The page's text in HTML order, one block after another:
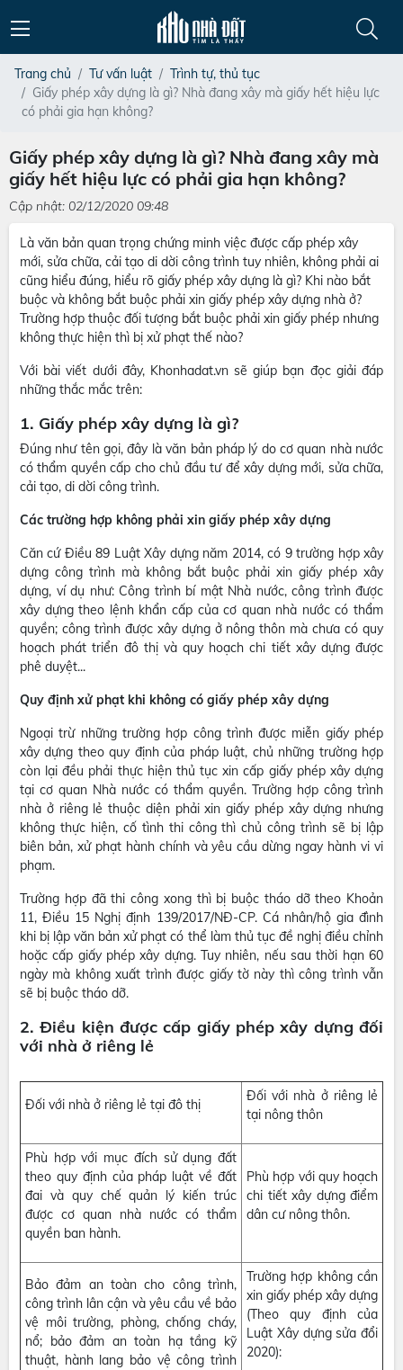
Trang chủ Tư vấn luật
Trình tự, thủ tục
Giấy phép xây dựng là gì? Nhà đang xây mà giấy hết hiệu lực
có phải gia hạn không?
Giấy phép xây dựng là gì? Nhà đang xây mà
giấy hết hiệu lực có phải gia hạn không?
Cập nhật: 02/12/2020 09:48
Là văn bản quan trọng chứng minh việc được cấp phép xây
mới, sửa chữa, cải tạo di dời công trình tuy nhiên, không phải ai
cũng hiểu đúng, hiểu rõ giấy phép xây dựng là gì? Khi nào bắt
buộc và không bắt buộc phải xin giấy phép xây dựng nhà ở?
Trường hợp thuộc đối tượng bắt buộc phải xin giấy phép nhưng
không thực hiện thì bị xử phạt thế nào?
Với bài viết dưới đây, Khonhadat.vn sẽ giúp bạn đọc giải đáp
những thắc mắc trên:
1. Giấy phép xây dựng là gì?
Đúng như tên gọi, đây là văn bản pháp lý do cơ quan nhà nước
có thẩm quyền cấp cho chủ đầu tư để xây dựng mới, sửa chữa,
cải tạo, di dời công trình.
Các trường hợp không phải xin giấy phép xây dựng
Căn cứ Điều 89 Luật Xây dựng năm 2014, có 9 trường hợp xây
dựng công trình mà không bắt buộc phải xin giấy phép xây
dựng, ví dụ như: Công trình bí mật Nhà nước, công trình được
xây dựng theo lệnh khẩn cấp của cơ quan nhà nước có thẩm
quyền; công trình được xây dựng ở nông thôn mà chưa có quy
hoạch phát triển đô thị và quy hoạch chi tiết xây dựng được
phê duyệt...
Quy định xử phạt khi không có giấy phép xây dựng
Ngoại trừ những trường hợp công trình được miễn giấy phép
xây dựng theo quy định của pháp luật, chủ những trường hợp
còn lại đều phải thực hiện thủ tục xin cấp giấy phép xây dựng
tại cơ quan Nhà nước có thẩm quyền. Trường hợp công trình
nhà ở riêng lẻ thuộc diện phải xin giấy phép xây dựng nhưng
không thực hiện, cố tình thi công thì chủ công trình sẽ bị lập
biên bản, xử phạt hành chính và yêu cầu dừng ngay hành vi vi
phạm.
Trường hợp đã thi công xong thì bị buộc tháo dỡ theo Khoản
11, Điều 15 Nghị định 139/2017/NĐ-CP. Cá nhân/hộ gia đình
khi bị lập văn bản xử phạt có thể làm thủ tục đề nghị điều chỉnh
hoặc cấp giấy phép xây dựng. Tuy nhiên, nếu sau thời hạn 60
ngày mà không xuất trình được giấy tờ này thì công trình vẫn
sẽ bị buộc tháo dỡ.
2. Điều kiện được cấp giấy phép xây dựng đối
với nhà ở riêng lẻ
Đối với nhà ở riêng lẻ tại đô thị
Đối với nhà ở riêng lẻ
tại nông thôn
Phù hợp với mục đích sử dụng đất
theo quy định của pháp luật về đất
đai và quy chế quản lý kiến trúc
được cơ quan nhà nước có thẩm
quyền ban hành.
Phù hợp với quy hoạch
chi tiết xây dựng điểm
dân cư nông thôn.
Bảo đảm an toàn cho công trình,
công trình lân cận và yêu cầu về bảo
vệ môi trường, phòng, chống cháy,
nổ; bảo đảm an toàn hạ tầng kỹ
thuật, hành lang bảo vệ công trình
Trường hợp không cần
xin giấy phép xây dựng
(Theo quy định của
Luật Xây dựng sửa đổi
2020):